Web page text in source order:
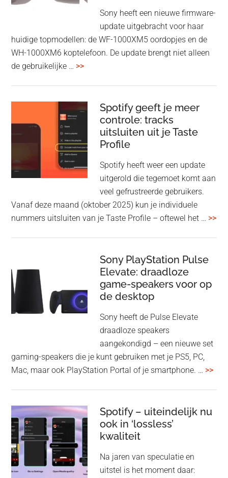
Wi-
Sony heeft een nieuwe firmware-
update uitgebracht voor haar
huidige topmodellen: de WF-1000XM5 oordopjes en de
WH-1000XM6 koptelefoon. De update brengt niet alleen
de gebruikelijke … >>overSony
sharing
WF-
en
1000XM6
nieuwe
Spotify geeft je meer
controle: tracks
uitsluiten uit je Taste
Profile
Spotify heeft weer een update
uitgerold die tegemoet komt aan
veel gefrustreerde gebruikers.
Vanaf deze maand (oktober 2025) kun je individuele
nummers uitsluiten van je Taste Profile – oftewel het … >>
Sony PlayStation Pulse
Elevate: draadloze
game-speakers voor op
de desktop
Sony heeft de Pulse Elevate
draadloze speakers
aangekondigd – een nieuwe set
gaming-speakers die je kunt gebruiken met je PS5, PC,
Mac, maar ook PlayStation Portal of je smartphone. … >>
Spotify – uiteindelijk nu
ook in ‘lossless’
kwaliteit
Na jaren van speculatie en
uitstel is het moment daar: